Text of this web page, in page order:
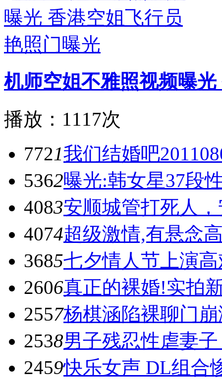
机师空姐不雅照视频曝
播放：1117次
7721我们结婚吧
5362曝光:韩女星37段
4083安顺城管打死人
4074超级激情,有悬念
3685七夕情人节上演
2606真正的裸婚!实拍
2557杨棋涵陷裸聊门
2538男子残忍性虐妻
2459快乐女声 DL组合